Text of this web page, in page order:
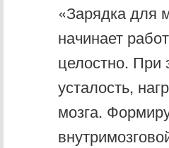
«Зарядка для
начинает
целостно. При
усталость,
мозга.